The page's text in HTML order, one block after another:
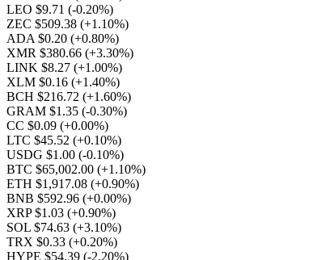
LEO $9.71 (-0.20%)
ZEC $509.38 (+1.10%)
ADA $0.20 (+0.80%)
XMR $380.66 (+3.30%)
LINK $8.27 (+1.00%)
XLM $0.16 (+1.40%)
BCH $216.72 (+1.60%)
GRAM $1.35 (-0.30%)
CC $0.09 (+0.00%)
LTC $45.52 (+0.10%)
USDG $1.00 (-0.10%)
BTC $65,002.00 (+1.10%)
ETH $1,917.08 (+0.90%)
BNB $592.96 (+0.00%)
XRP $1.03 (+0.90%)
SOL $74.63 (+3.10%)
TRX $0.33 (+0.20%)
HYPE $54.39 (-2.20%)